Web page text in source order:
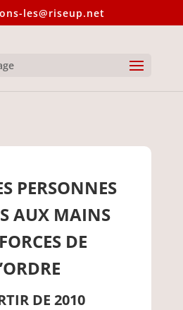
les@riseup.net
PERSONNES
AUX MAINS
DE
DE 2010